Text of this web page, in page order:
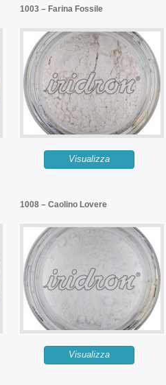
1003 – Farina Fossile
Visualizza
1008 – Caolino Lovere
Visualizza